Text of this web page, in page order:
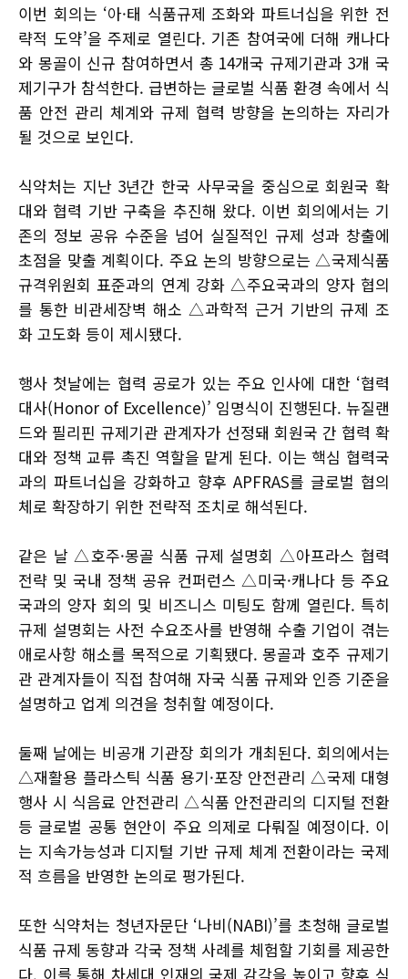
이번 회의는 ‘아·태 식품규제 조화와 파트너십을 위한 전
략적 도약’을 주제로 열린다. 기존 참여국에 더해 캐나다
와 몽골이 신규 참여하면서 총 14개국 규제기관과 3개 국
제기구가 참석한다. 급변하는 글로벌 식품 환경 속에서 식
품 안전 관리 체계와 규제 협력 방향을 논의하는 자리가
될 것으로 보인다.
식약처는 지난 3년간 한국 사무국을 중심으로 회원국 확
대와 협력 기반 구축을 추진해 왔다. 이번 회의에서는 기
존의 정보 공유 수준을 넘어 실질적인 규제 성과 창출에
초점을 맞출 계획이다. 주요 논의 방향으로는 △국제식품
규격위원회 표준과의 연계 강화 △주요국과의 양자 협의
를 통한 비관세장벽 해소 △과학적 근거 기반의 규제 조
화 고도화 등이 제시됐다.
행사 첫날에는 협력 공로가 있는 주요 인사에 대한 ‘협력
대사(Honor of Excellence)’ 임명식이 진행된다. 뉴질랜
드와 필리핀 규제기관 관계자가 선정돼 회원국 간 협력 확
대와 정책 교류 촉진 역할을 맡게 된다. 이는 핵심 협력국
과의 파트너십을 강화하고 향후 APFRAS를 글로벌 협의
체로 확장하기 위한 전략적 조치로 해석된다.
같은 날 △호주·몽골 식품 규제 설명회 △아프라스 협력
전략 및 국내 정책 공유 컨퍼런스 △미국·캐나다 등 주요
국과의 양자 회의 및 비즈니스 미팅도 함께 열린다. 특히
규제 설명회는 사전 수요조사를 반영해 수출 기업이 겪는
애로사항 해소를 목적으로 기획됐다. 몽골과 호주 규제기
관 관계자들이 직접 참여해 자국 식품 규제와 인증 기준을
설명하고 업계 의견을 청취할 예정이다.
둘째 날에는 비공개 기관장 회의가 개최된다. 회의에서는
△재활용 플라스틱 식품 용기·포장 안전관리 △국제 대형
행사 시 식음료 안전관리 △식품 안전관리의 디지털 전환
등 글로벌 공통 현안이 주요 의제로 다뤄질 예정이다. 이
는 지속가능성과 디지털 기반 규제 체계 전환이라는 국제
적 흐름을 반영한 논의로 평가된다.
또한 식약처는 청년자문단 ‘나비(NABI)’를 초청해 글로벌
식품 규제 동향과 각국 정책 사례를 체험할 기회를 제공한
다. 이를 통해 차세대 인재의 국제 감각을 높이고 향후 식